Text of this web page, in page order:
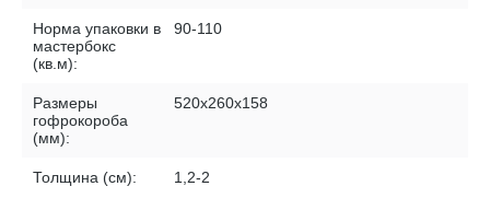
Норма упаковки в
мастербокс
(кв.м):
90-110
Размеры
гофрокороба
(мм):
520х260х158
Толщина (см): 1,2-2